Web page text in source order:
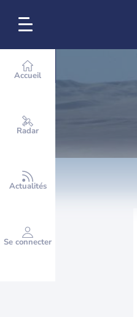
Accueil
Radar
Actualités
Se connecter